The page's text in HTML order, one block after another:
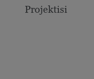
Projektisi